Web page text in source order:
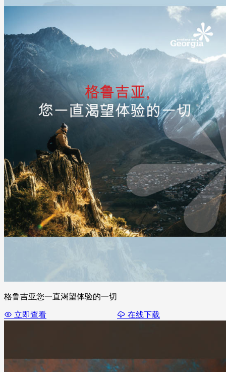
格鲁吉亚您一直渴望体验的一切
立即查看 在线下载